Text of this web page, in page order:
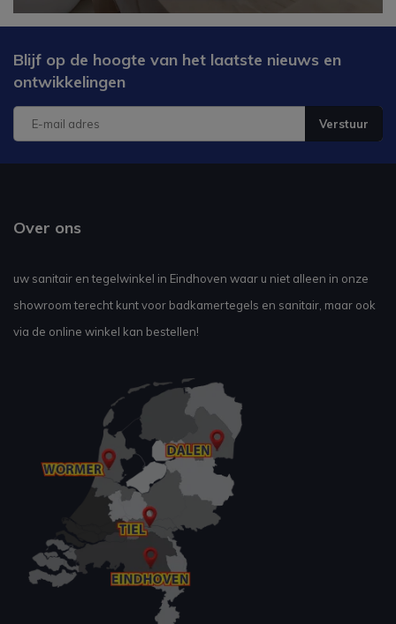
Blijf op de hoogte van het laatste nieuws en
ontwikkelingen
Verstuur
Over ons
uw sanitair en tegelwinkel in Eindhoven waar u niet alleen in onze
showroom terecht kunt voor badkamertegels en sanitair, maar ook
via de online winkel kan bestellen!